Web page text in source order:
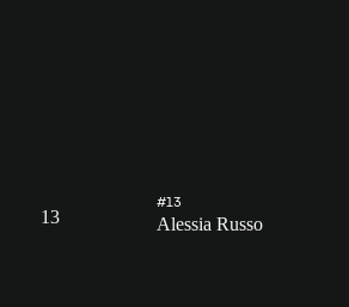
13
#13
Alessia Russo